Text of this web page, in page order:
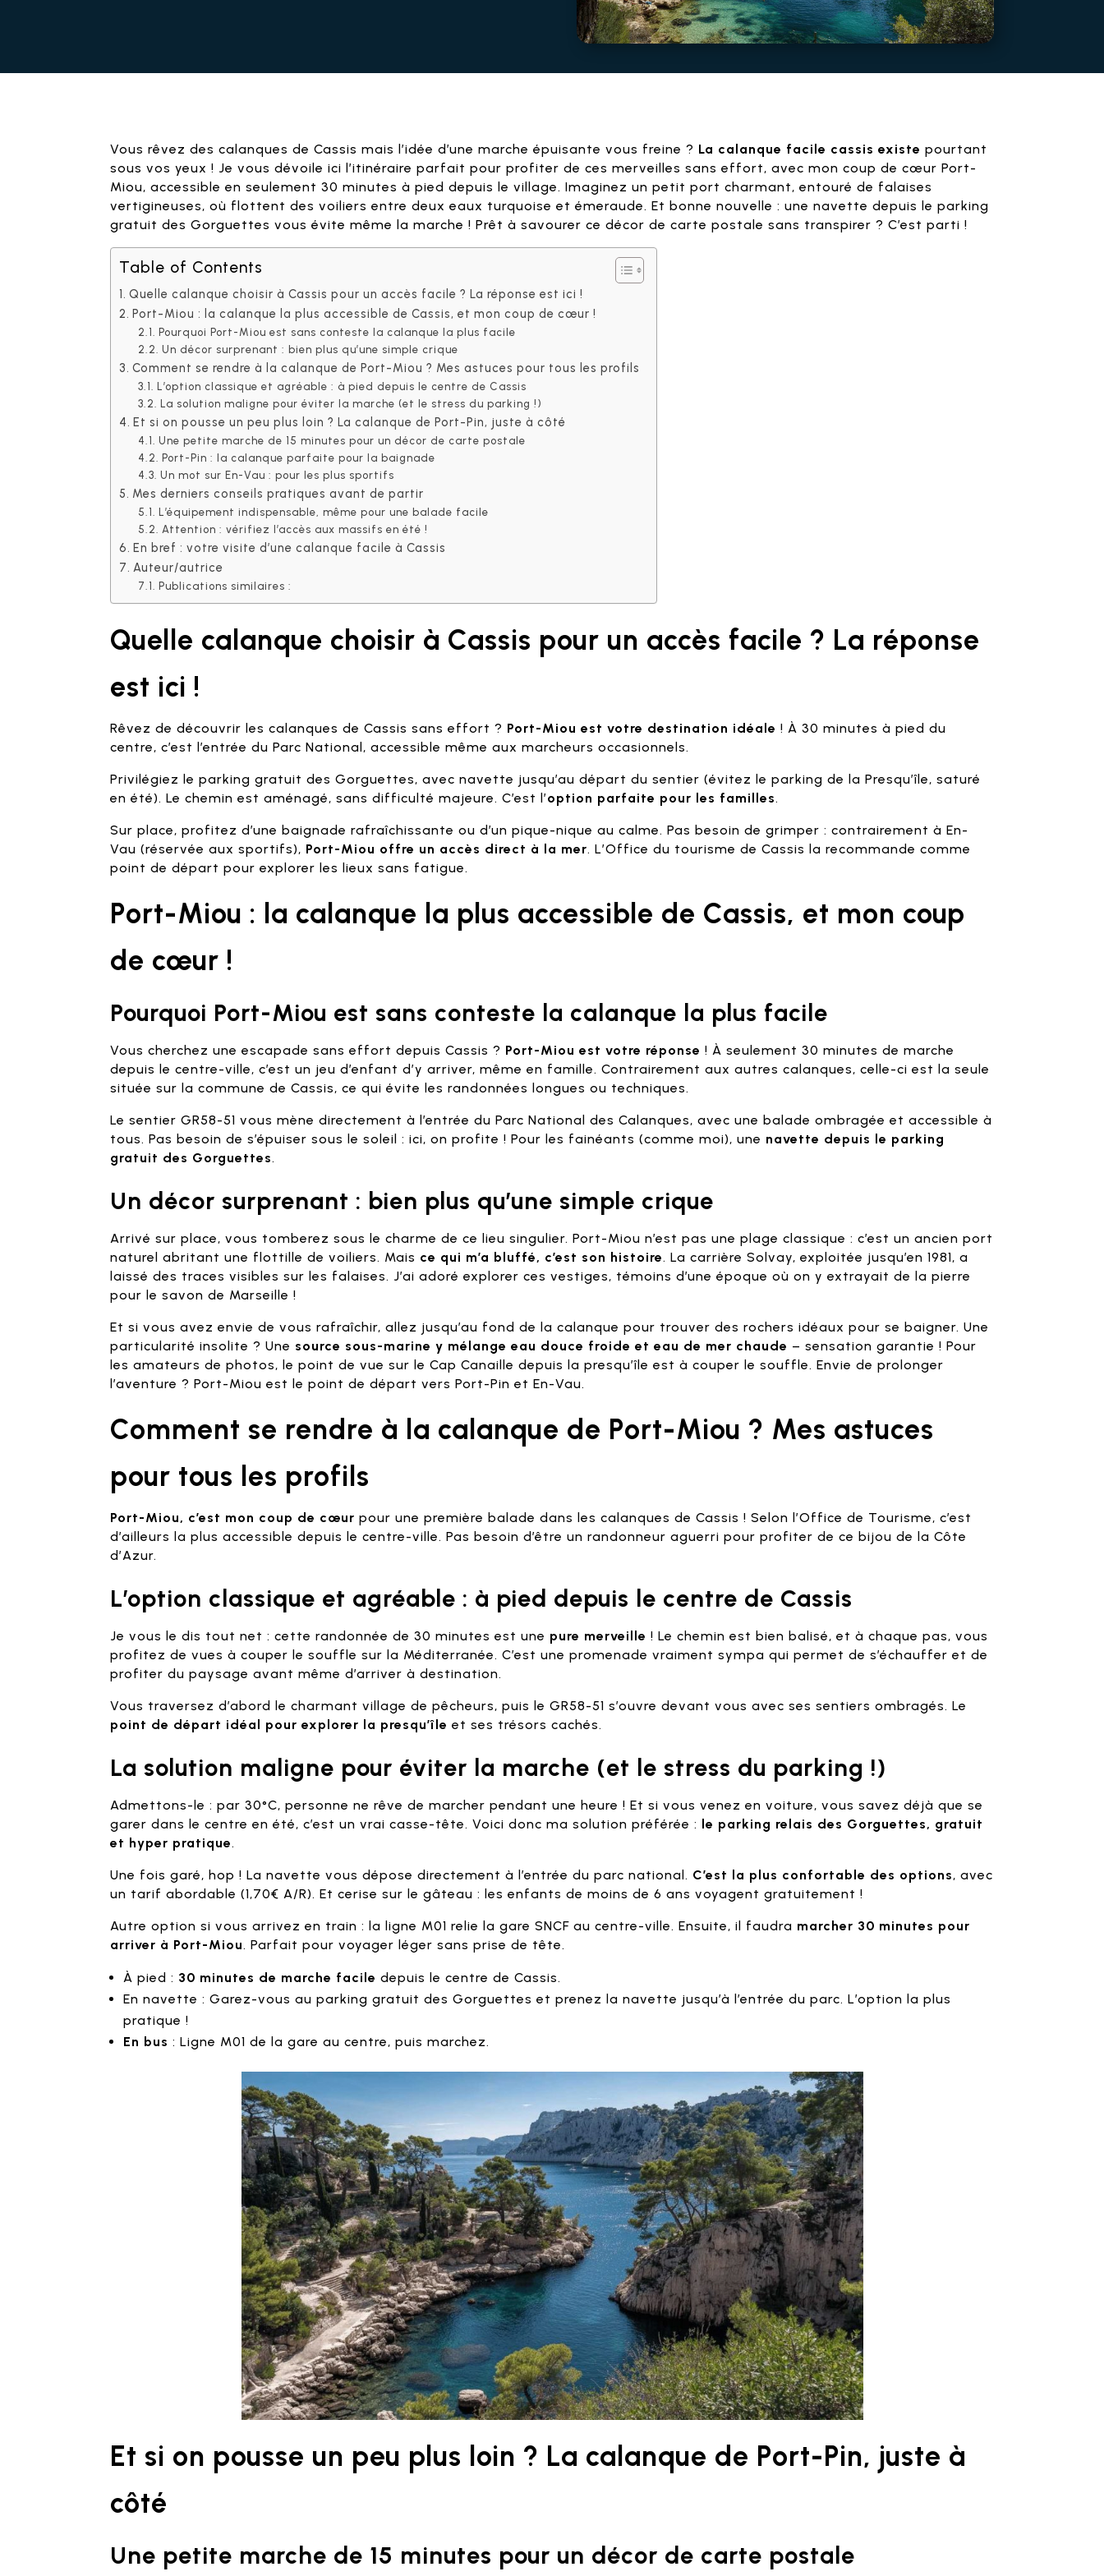
Vous rêvez des calanques de Cassis mais l’idée d’une marche épuisante vous freine ? La calanque facile cassis existe pourtant
sous vos yeux ! Je vous dévoile ici l’itinéraire parfait pour profiter de ces merveilles sans effort, avec mon coup de cœur Port-
Miou, accessible en seulement 30 minutes à pied depuis le village. Imaginez un petit port charmant, entouré de falaises
vertigineuses, où flottent des voiliers entre deux eaux turquoise et émeraude. Et bonne nouvelle : une navette depuis le parking
gratuit des Gorguettes vous évite même la marche ! Prêt à savourer ce décor de carte postale sans transpirer ? C’est parti !
Table of Contents
Quelle calanque choisir à Cassis pour un accès facile ? La réponse est ici !
Port-Miou : la calanque la plus accessible de Cassis, et mon coup de cœur !
Pourquoi Port-Miou est sans conteste la calanque la plus facile
Un décor surprenant : bien plus qu’une simple crique
Comment se rendre à la calanque de Port-Miou ? Mes astuces pour tous les profils
L’option classique et agréable : à pied depuis le centre de Cassis
La solution maligne pour éviter la marche (et le stress du parking !)
Et si on pousse un peu plus loin ? La calanque de Port-Pin, juste à côté
Une petite marche de 15 minutes pour un décor de carte postale
Port-Pin : la calanque parfaite pour la baignade
Un mot sur En-Vau : pour les plus sportifs
Mes derniers conseils pratiques avant de partir
L’équipement indispensable, même pour une balade facile
Attention : vérifiez l’accès aux massifs en été !
En bref : votre visite d’une calanque facile à Cassis
Auteur/autrice
Publications similaires :
Quelle calanque choisir à Cassis pour un accès facile ? La réponse
est ici !
Rêvez de découvrir les calanques de Cassis sans effort ? Port-Miou est votre destination idéale ! À 30 minutes à pied du
centre, c’est l’entrée du Parc National, accessible même aux marcheurs occasionnels.
Privilégiez le parking gratuit des Gorguettes, avec navette jusqu’au départ du sentier (évitez le parking de la Presqu’île, saturé
en été). Le chemin est aménagé, sans difficulté majeure. C’est l’option parfaite pour les familles.
Sur place, profitez d’une baignade rafraîchissante ou d’un pique-nique au calme. Pas besoin de grimper : contrairement à En-
Vau (réservée aux sportifs), Port-Miou offre un accès direct à la mer. L’Office du tourisme de Cassis la recommande comme
point de départ pour explorer les lieux sans fatigue.
Port-Miou : la calanque la plus accessible de Cassis, et mon coup
de cœur !
Pourquoi Port-Miou est sans conteste la calanque la plus facile
Vous cherchez une escapade sans effort depuis Cassis ? Port-Miou est votre réponse ! À seulement 30 minutes de marche
depuis le centre-ville, c’est un jeu d’enfant d’y arriver, même en famille. Contrairement aux autres calanques, celle-ci est la seule
située sur la commune de Cassis, ce qui évite les randonnées longues ou techniques.
Le sentier GR58-51 vous mène directement à l’entrée du Parc National des Calanques, avec une balade ombragée et accessible à
tous. Pas besoin de s’épuiser sous le soleil : ici, on profite ! Pour les fainéants (comme moi), une navette depuis le parking
gratuit des Gorguettes.
Un décor surprenant : bien plus qu’une simple crique
Arrivé sur place, vous tomberez sous le charme de ce lieu singulier. Port-Miou n’est pas une plage classique : c’est un ancien port
naturel abritant une flottille de voiliers. Mais ce qui m’a bluffé, c’est son histoire. La carrière Solvay, exploitée jusqu’en 1981, a
laissé des traces visibles sur les falaises. J’ai adoré explorer ces vestiges, témoins d’une époque où on y extrayait de la pierre
pour le savon de Marseille !
Et si vous avez envie de vous rafraîchir, allez jusqu’au fond de la calanque pour trouver des rochers idéaux pour se baigner. Une
particularité insolite ? Une source sous-marine y mélange eau douce froide et eau de mer chaude – sensation garantie ! Pour
les amateurs de photos, le point de vue sur le Cap Canaille depuis la presqu’île est à couper le souffle. Envie de prolonger
l’aventure ? Port-Miou est le point de départ vers Port-Pin et En-Vau.
Comment se rendre à la calanque de Port-Miou ? Mes astuces
pour tous les profils
Port-Miou, c’est mon coup de cœur pour une première balade dans les calanques de Cassis ! Selon l’Office de Tourisme, c’est
d’ailleurs la plus accessible depuis le centre-ville. Pas besoin d’être un randonneur aguerri pour profiter de ce bijou de la Côte
d’Azur.
L’option classique et agréable : à pied depuis le centre de Cassis
Je vous le dis tout net : cette randonnée de 30 minutes est une pure merveille ! Le chemin est bien balisé, et à chaque pas, vous
profitez de vues à couper le souffle sur la Méditerranée. C’est une promenade vraiment sympa qui permet de s’échauffer et de
profiter du paysage avant même d’arriver à destination.
Vous traversez d’abord le charmant village de pêcheurs, puis le GR58-51 s’ouvre devant vous avec ses sentiers ombragés. Le
point de départ idéal pour explorer la presqu’île et ses trésors cachés.
La solution maligne pour éviter la marche (et le stress du parking !)
Admettons-le : par 30°C, personne ne rêve de marcher pendant une heure ! Et si vous venez en voiture, vous savez déjà que se
garer dans le centre en été, c’est un vrai casse-tête. Voici donc ma solution préférée : le parking relais des Gorguettes, gratuit
et hyper pratique.
Une fois garé, hop ! La navette vous dépose directement à l’entrée du parc national. C’est la plus confortable des options, avec
un tarif abordable (1,70€ A/R). Et cerise sur le gâteau : les enfants de moins de 6 ans voyagent gratuitement !
Autre option si vous arrivez en train : la ligne M01 relie la gare SNCF au centre-ville. Ensuite, il faudra marcher 30 minutes pour
arriver à Port-Miou. Parfait pour voyager léger sans prise de tête.
À pied : 30 minutes de marche facile depuis le centre de Cassis.
En navette : Garez-vous au parking gratuit des Gorguettes et prenez la navette jusqu’à l’entrée du parc. L’option la plus
pratique !
En bus : Ligne M01 de la gare au centre, puis marchez.
Et si on pousse un peu plus loin ? La calanque de Port-Pin, juste à
côté
Une petite marche de 15 minutes pour un décor de carte postale